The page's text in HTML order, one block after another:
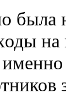
была
на